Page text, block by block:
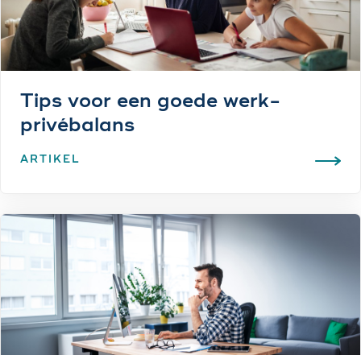
Tips voor een goede werk-
privébalans
ARTIKEL